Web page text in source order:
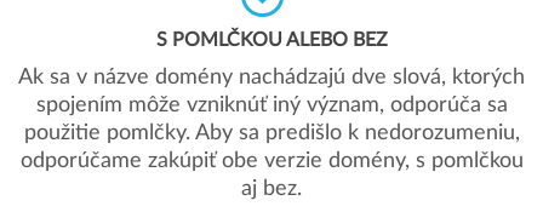
S POMLČKOU ALEBO BEZ
Ak sa v názve domény nachádzajú dve slová, ktorých
spojením môže vzniknúť iný význam, odporúča sa
použitie pomlčky. Aby sa predišlo k nedorozumeniu,
odporúčame zakúpiť obe verzie domény, s pomlčkou
aj bez.